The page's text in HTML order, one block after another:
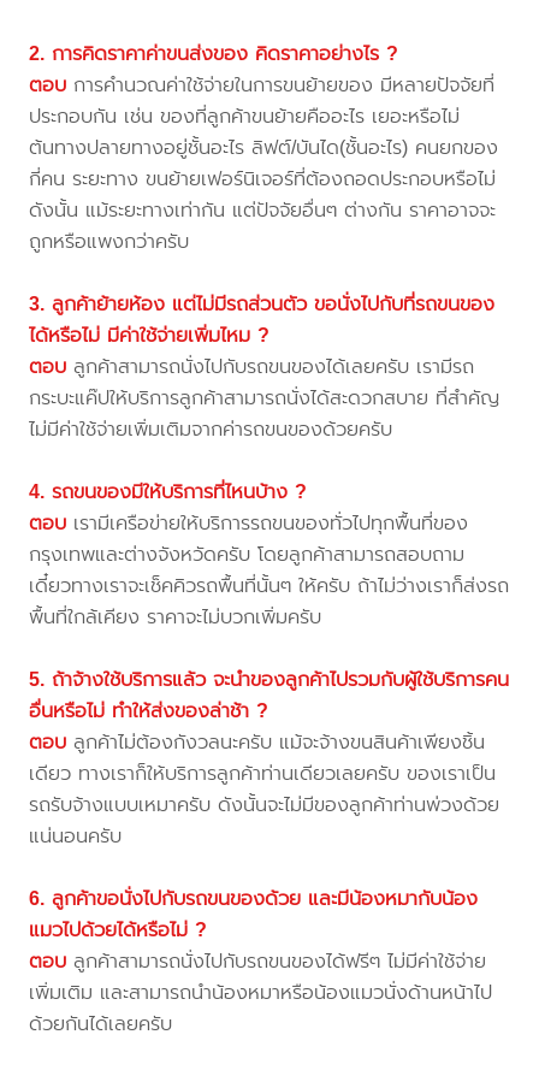
2. การคิดราคาค่าขนส่งของ คิดราคาอย่างไร ?
ตอบ การคำนวณค่าใช้จ่ายในการขนย้ายของ มีหลายปัจจัยที่
ประกอบกัน เช่น ของที่ลูกค้าขนย้ายคืออะไร เยอะหรือไม่
ต้นทางปลายทางอยู่ชั้นอะไร ลิฟต์/บันได(ชั้นอะไร) คนยกของ
กี่คน ระยะทาง ขนย้ายเฟอร์นิเจอร์ที่ต้องถอดประกอบหรือไม่
ดังนั้น แม้ระยะทางเท่ากัน แต่ปัจจัยอื่นๆ ต่างกัน ราคาอาจจะ
ถูกหรือแพงกว่าครับ
3. ลูกค้าย้ายห้อง แต่ไม่มีรถส่วนตัว ขอนั่งไปกับที่รถขนของ
ได้หรือไม่ มีค่าใช้จ่ายเพิ่มไหม ?
ตอบ ลูกค้าสามารถนั่งไปกับรถขนของได้เลยครับ เรามีรถ
กระบะแค๊ปให้บริการลูกค้าสามารถนั่งได้สะดวกสบาย ที่สำคัญ
ไม่มีค่าใช้จ่ายเพิ่มเติมจากค่ารถขนของด้วยครับ
4. รถขนของมีให้บริการที่ไหนบ้าง ?
ตอบ เรามีเครือข่ายให้บริการรถขนของทั่วไปทุกพื้นที่ของ
กรุงเทพและต่างจังหวัดครับ โดยลูกค้าสามารถสอบถาม
เดี๋ยวทางเราจะเช็คคิวรถพื้นที่นั้นๆ ให้ครับ ถ้าไม่ว่างเราก็ส่งรถ
พื้นที่ใกล้เคียง ราคาจะไม่บวกเพิ่มครับ
5. ถ้าจ้างใช้บริการแล้ว จะนำของลูกค้าไปรวมกับผู้ใช้บริการคน
อื่นหรือไม่ ทำให้ส่งของล่าช้า ?
ตอบ ลูกค้าไม่ต้องกังวลนะครับ แม้จะจ้างขนสินค้าเพียงชิ้น
เดียว ทางเราก็ให้บริการลูกค้าท่านเดียวเลยครับ ของเราเป็น
รถรับจ้างแบบเหมาครับ ดังนั้นจะไม่มีของลูกค้าท่านพ่วงด้วย
แน่นอนครับ
6. ลูกค้าขอนั่งไปกับรถขนของด้วย และมีน้องหมากับน้อง
แมวไปด้วยได้หรือไม่ ?
ตอบ ลูกค้าสามารถนั่งไปกับรถขนของได้ฟรีๆ ไม่มีค่าใช้จ่าย
เพิ่มเติม และสามารถนำน้องหมาหรือน้องแมวนั่งด้านหน้าไป
ด้วยกันได้เลยครับ